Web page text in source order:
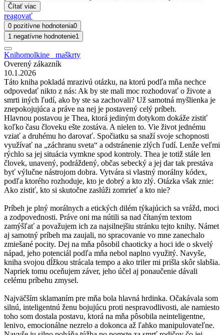
Čítať viac
reagovať
0 pozitívne hodnotenia0
1 negatívne hodnotenie1
Knihomolkine_ maškrty
Overený zákazník
10.1.2026
Táto kniha pokladá mrazivú otázku, na ktorú podľa mňa nechce
odpovedať nikto z nás: Ak by ste mali moc rozhodovať o živote a
smrti iných ľudí, ako by ste sa zachovali? Už samotná myšlienka je
znepokojujúca a práve na nej je postavený celý príbeh.
Hlavnou postavou je Thea, ktorá jediným dotykom dokáže zistiť
koľko času človeku ešte zostáva. A nielen to. Vie život jednému
vziať a druhému ho darovať. Spočiatku sa snaží svoje schopnosti
využívať na „záchranu sveta“ a odstránenie zlých ľudí. Lenže veľmi
rýchlo sa jej situácia vymkne spod kontroly. Thea je totiž stále len
človek, unavený, podráždený, občas sebecký a jej dar tak prestáva
byť výlučne nástrojom dobra. Vytvára si vlastný morálny kódex,
podľa ktorého rozhoduje, kto je dobrý a kto zlý. Otázka však znie:
Ako zistiť, kto si skutočne zaslúži zomrieť a kto nie?
Príbeh je plný morálnych a etických dilém týkajúcich sa vrážd, moci
a zodpovednosti. Práve oni ma nútili sa nad čítaným textom
zamýšľať a považujem ich za najsilnejšiu stránku tejto knihy. Námet
aj samotný príbeh ma zaujali, no spracovanie vo mne zanechalo
zmiešané pocity. Dej na mňa pôsobil chaoticky a hoci ide o skvelý
nápad, jeho potenciál podľa mňa nebol naplno využitý. Navyše,
kniha svojou dĺžkou strácala tempo a ako triler mi prišla skôr slabšia.
Napriek tomu oceňujem záver, jeho účel aj ponaučenie dávali
celému príbehu zmysel.
Najväčším sklamaním pre mňa bola hlavná hrdinka. Očakávala som
silnú, inteligentnú ženu bojujúcu proti nespravodlivosti, ale namiesto
toho som dostala postavu, ktorá na mňa pôsobila neinteligentne,
lenivo, emocionálne nezrelo a dokonca až ľahko manipulovateľne.